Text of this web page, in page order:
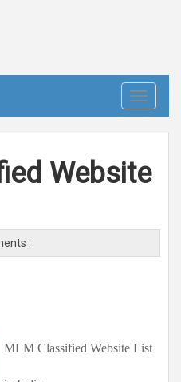
T
o
g
l
a
v
i
Website
:
MLM Classified Website List